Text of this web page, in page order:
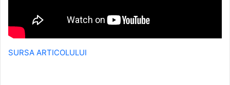
SURSA ARTICOLULUI